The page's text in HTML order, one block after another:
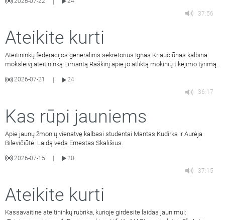
37:56
Ateikite kurti
Ateitininkų federacijos generalinis sekretorius Ignas Kriaučiūnas kalbina
moksleivį ateitininką Eimantą Raškinį apie jo atliktą mokinių tikėjimo tyrimą.
2026-07-21
24
36:17
Kas rūpi jauniems
Apie jaunų žmonių vienatvę kalbasi studentai Mantas Kudirka ir Aurėja
Bilevičiūtė. Laidą veda Ernestas Skališius.
2026-07-15
20
37:15
Ateikite kurti
Kassavaitinė ateitininkų rubrika, kurioje girdėsite laidas jaunimui: